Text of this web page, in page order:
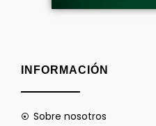
INFORMACIÓN
Sobre nosotros